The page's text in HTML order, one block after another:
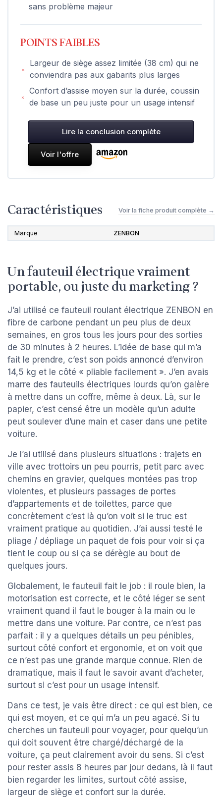
sans problème majeur
POINTS FAIBLES
Largeur de siège assez limitée (38 cm) qui ne
conviendra pas aux gabarits plus larges
Confort d’assise moyen sur la durée, coussin
de base un peu juste pour un usage intensif
Lire la conclusion complète
Voir l'offre
Caractéristiques Voir la fiche produit complète →
Marque ZENBON
Un fauteuil électrique vraiment
portable, ou juste du marketing ?
J’ai utilisé ce fauteuil roulant électrique ZENBON en
fibre de carbone pendant un peu plus de deux
semaines, en gros tous les jours pour des sorties
de 30 minutes à 2 heures. L’idée de base qui m’a
fait le prendre, c’est son poids annoncé d’environ
14,5 kg et le côté « pliable facilement ». J’en avais
marre des fauteuils électriques lourds qu’on galère
à mettre dans un coffre, même à deux. Là, sur le
papier, c’est censé être un modèle qu’un adulte
peut soulever d’une main et caser dans une petite
voiture.
Je l’ai utilisé dans plusieurs situations : trajets en
ville avec trottoirs un peu pourris, petit parc avec
chemins en gravier, quelques montées pas trop
violentes, et plusieurs passages de portes
d’appartements et de toilettes, parce que
concrètement c’est là qu’on voit si le truc est
vraiment pratique au quotidien. J’ai aussi testé le
pliage / dépliage un paquet de fois pour voir si ça
tient le coup ou si ça se dérègle au bout de
quelques jours.
Globalement, le fauteuil fait le job : il roule bien, la
motorisation est correcte, et le côté léger se sent
vraiment quand il faut le bouger à la main ou le
mettre dans une voiture. Par contre, ce n’est pas
parfait : il y a quelques détails un peu pénibles,
surtout côté confort et ergonomie, et on voit que
ce n’est pas une grande marque connue. Rien de
dramatique, mais il faut le savoir avant d’acheter,
surtout si c’est pour un usage intensif.
Dans ce test, je vais être direct : ce qui est bien, ce
qui est moyen, et ce qui m’a un peu agacé. Si tu
cherches un fauteuil pour voyager, pour quelqu’un
qui doit souvent être chargé/déchargé de la
voiture, ça peut clairement avoir du sens. Si c’est
pour rester assis 8 heures par jour dedans, là il faut
bien regarder les limites, surtout côté assise,
largeur de siège et confort sur la durée.